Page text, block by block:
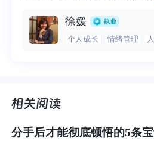
刚分手那段时间，精神状态很不稳
就像《再见》里演的，一会儿哭
不得不说，演员真是演活了失恋人
01
一部分未处理的情绪被注意
而且当咨询师准确说出我当
觉轻快了很多，感觉轻松了
谢咨询师姐姐！
处理的情绪被注意到了，而
询师准确说出我当时的情绪
了很多，感觉轻松了。很感
师姐姐！
徐媛
个人成长 情绪管理
分手后才能彻底顿悟的5条宝